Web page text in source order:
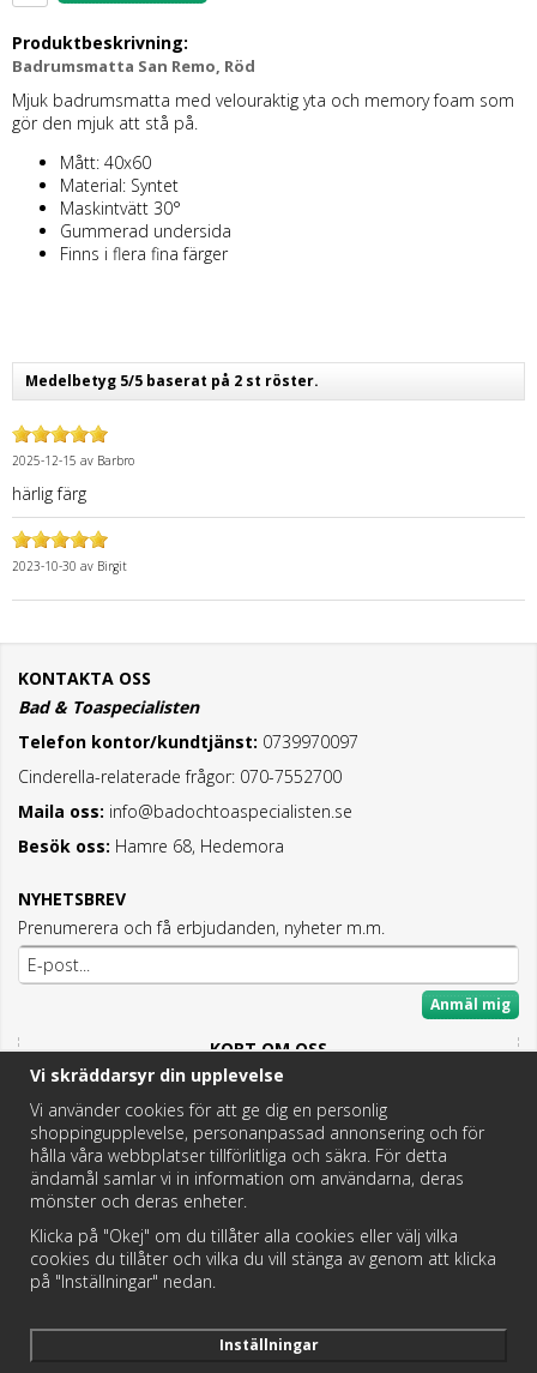
Produktbeskrivning:
Badrumsmatta San Remo, Röd
Mjuk badrumsmatta med velouraktig yta och memory foam som
gör den mjuk att stå på.
Mått: 40x60
Material: Syntet
Maskintvätt 30°
Gummerad undersida
Finns i flera fina färger
Medelbetyg 5/5 baserat på 2 st röster.
2025-12-15 av Barbro
härlig färg
2023-10-30 av Birgit
KONTAKTA OSS
Bad & Toaspecialisten
Telefon kontor/kundtjänst: 0739970097
Cinderella-relaterade frågor: 070-7552700
Maila oss: info@badochtoaspecialisten.se
Besök oss: Hamre 68, Hedemora
NYHETSBREV
Prenumerera och få erbjudanden, nyheter m.m.
Anmäl mig
KORT OM OSS
Här hittar du det bästa och mesta inom Badrum,
Fritidstoaletter och VVS.
Butik i Hedemora.
Vi hjälper dig hitta rätt reservdel!
https://badochtoaspecialisten.se/return/
Vi skräddarsyr din upplevelse
Vi använder cookies för att ge dig en personlig
shoppingupplevelse, personanpassad annonsering och för
hålla våra webbplatser tillförlitliga och säkra. För detta
ändamål samlar vi in information om användarna, deras
mönster och deras enheter.
Klicka på "Okej" om du tillåter alla cookies eller välj vilka
cookies du tillåter och vilka du vill stänga av genom att klicka
på "Inställningar" nedan.
Inställningar